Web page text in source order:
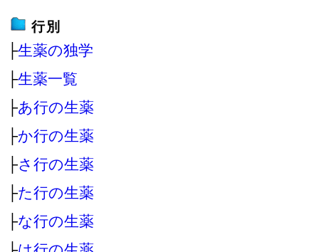
行別
├生薬の独学
├生薬一覧
├あ行の生薬
├か行の生薬
├さ行の生薬
├た行の生薬
├な行の生薬